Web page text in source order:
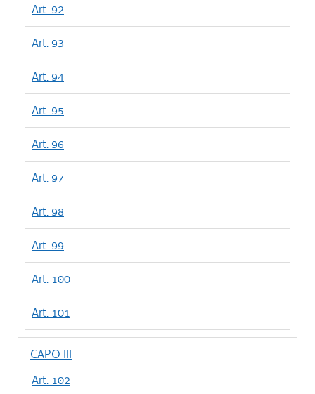
Art. 92
Art. 93
Art. 94
Art. 95
Art. 96
Art. 97
Art. 98
Art. 99
Art. 100
Art. 101
CAPO III
Art. 102